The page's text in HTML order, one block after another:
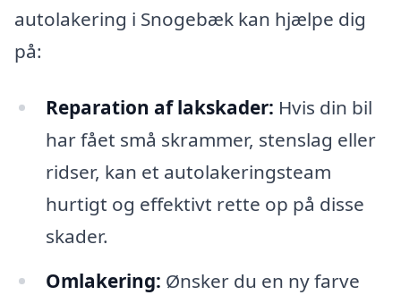
autolakering i Snogebæk kan hjælpe dig
på:
Reparation af lakskader: Hvis din bil
har fået små skrammer, stenslag eller
ridser, kan et autolakeringsteam
hurtigt og effektivt rette op på disse
skader.
Omlakering: Ønsker du en ny farve